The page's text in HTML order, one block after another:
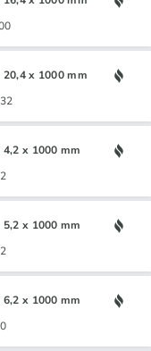
x 1000 mm
x 1000 mm
x 1000 mm
x 1000 mm